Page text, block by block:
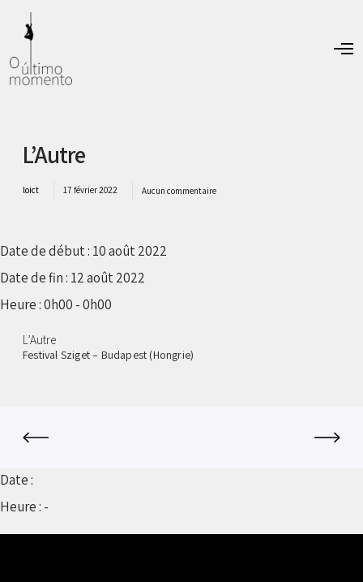
O
L’Autre
loict 17 février 2022 Aucun commentaire
Date de début : 10 août 2022
Date de fin : 12 août 2022
Heure :0h00 - 0h00
L’Autre
Festival Sziget – Budapest (Hongrie)
Date :
Heure : -